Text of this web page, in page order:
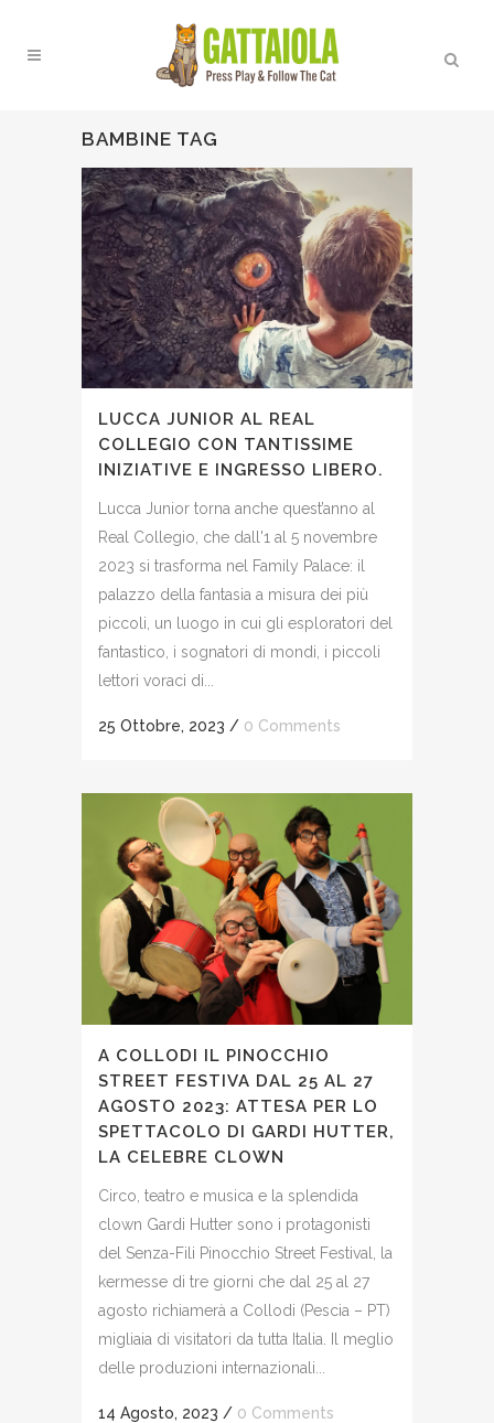
BAMBINE TAG
LUCCA JUNIOR AL REAL
COLLEGIO CON TANTISSIME
INIZIATIVE E INGRESSO LIBERO.
Lucca Junior torna anche quest’anno al
Real Collegio, che dall'1 al 5 novembre
2023 si trasforma nel Family Palace: il
palazzo della fantasia a misura dei più
piccoli, un luogo in cui gli esploratori del
fantastico, i sognatori di mondi, i piccoli
lettori voraci di...
25 Ottobre, 2023 / 0 Comments
A COLLODI IL PINOCCHIO
STREET FESTIVA DAL 25 AL 27
AGOSTO 2023: ATTESA PER LO
SPETTACOLO DI GARDI HUTTER,
LA CELEBRE CLOWN
Circo, teatro e musica e la splendida
clown Gardi Hutter sono i protagonisti
del Senza-Fili Pinocchio Street Festival, la
kermesse di tre giorni che dal 25 al 27
agosto richiamerà a Collodi (Pescia – PT)
migliaia di visitatori da tutta Italia. Il meglio
delle produzioni internazionali...
14 Agosto, 2023 / 0 Comments